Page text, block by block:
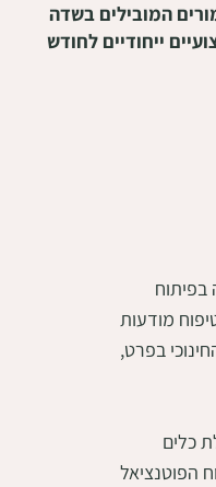
המובילים בשדה
ייחודיים לחודש
בפיתוח
מודעות
בפרט,
כלים
הפוטנציאל